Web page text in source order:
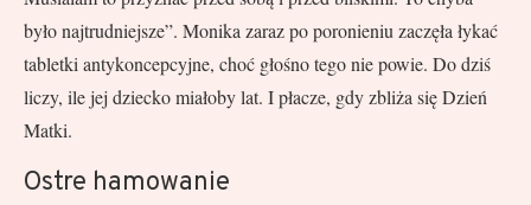
było najtrudniejsze”. Monika zaraz po poronieniu zaczęła łykać
tabletki antykoncepcyjne, choć głośno tego nie powie. Do dziś
liczy, ile jej dziecko miałoby lat. I płacze, gdy zbliża się Dzień
Matki.
Ostre hamowanie